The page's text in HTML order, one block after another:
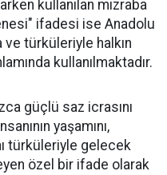
kullanılan mızraba
ifadesi ise Anadolu
ve türküleriyle halkın
kullanılmaktadır.
güçlü saz icrasını
yaşamını,
türküleriyle gelecek
özel bir ifade olarak